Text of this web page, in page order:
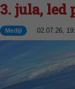
3. jula, led
Mediji 02.07.26,